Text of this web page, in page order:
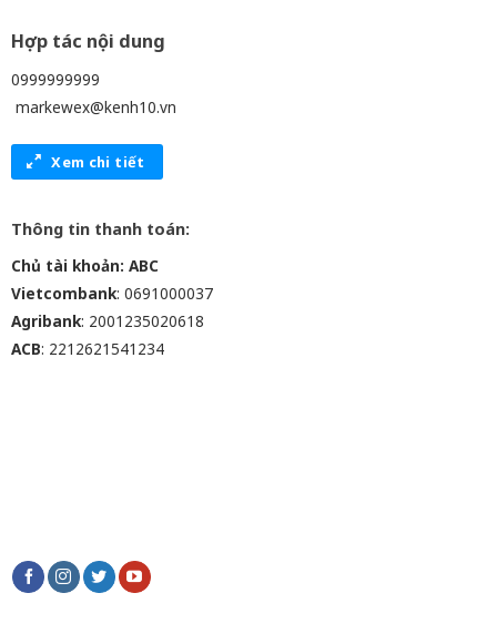
Hợp tác nội dung
0999999999
markewex@kenh10.vn
Xem chi tiết
Thông tin thanh toán:
Chủ tài khoản: ABC
Vietcombank: 0691000037
Agribank: 2001235020618
ACB: 2212621541234